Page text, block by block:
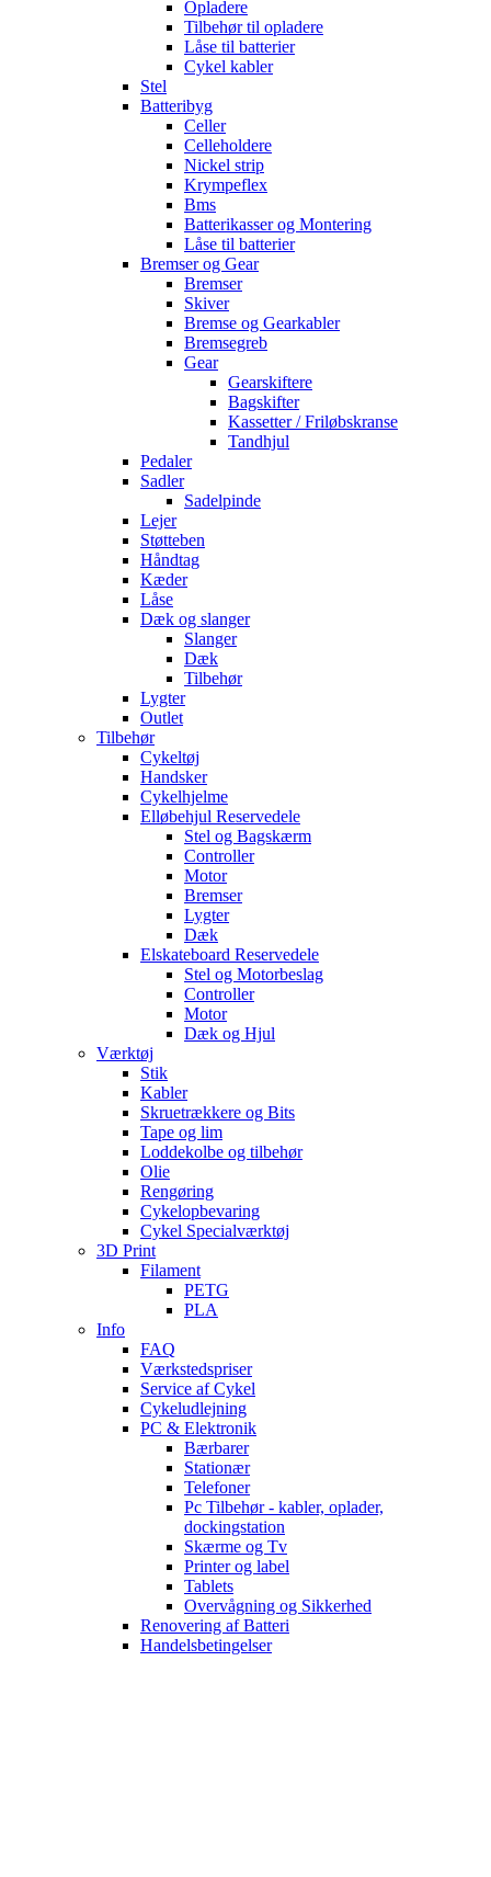
Opladere
Tilbehør til opladere
Låse til batterier
Cykel kabler
Stel
Batteribyg
Celler
Celleholdere
Nickel strip
Krympeflex
Bms
Batterikasser og Montering
Låse til batterier
Bremser og Gear
Bremser
Skiver
Bremse og Gearkabler
Bremsegreb
Gear
Gearskiftere
Bagskifter
Kassetter / Friløbskranse
Tandhjul
Pedaler
Sadler
Sadelpinde
Lejer
Støtteben
Håndtag
Kæder
Låse
Dæk og slanger
Slanger
Dæk
Tilbehør
Lygter
Outlet
Tilbehør
Cykeltøj
Handsker
Cykelhjelme
Elløbehjul Reservedele
Stel og Bagskærm
Controller
Motor
Bremser
Lygter
Dæk
Elskateboard Reservedele
Stel og Motorbeslag
Controller
Motor
Dæk og Hjul
Værktøj
Stik
Kabler
Skruetrækkere og Bits
Tape og lim
Loddekolbe og tilbehør
Olie
Rengøring
Cykelopbevaring
Cykel Specialværktøj
3D Print
Filament
PETG
PLA
Info
FAQ
Værkstedspriser
Service af Cykel
Cykeludlejning
PC & Elektronik
Bærbarer
Stationær
Telefoner
Pc Tilbehør - kabler, oplader,
dockingstation
Skærme og Tv
Printer og label
Tablets
Overvågning og Sikkerhed
Renovering af Batteri
Handelsbetingelser